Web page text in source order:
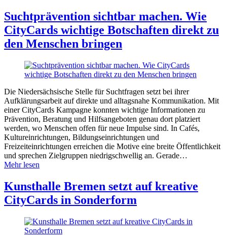
Suchtprävention sichtbar machen. Wie
CityCards wichtige Botschaften direkt zu
den Menschen bringen
Die Niedersächsische Stelle für Suchtfragen setzt bei ihrer
Aufklärungsarbeit auf direkte und alltagsnahe Kommunikation. Mit
einer CityCards Kampagne konnten wichtige Informationen zu
Prävention, Beratung und Hilfsangeboten genau dort platziert
werden, wo Menschen offen für neue Impulse sind. In Cafés,
Kultureinrichtungen, Bildungseinrichtungen und
Freizeiteinrichtungen erreichen die Motive eine breite Öffentlichkeit
und sprechen Zielgruppen niedrigschwellig an. Gerade…
Mehr lesen
Kunsthalle Bremen setzt auf kreative
CityCards in Sonderform